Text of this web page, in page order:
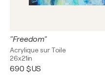
"Freedom"
Acrylique sur Toile
26x21in
690 $US